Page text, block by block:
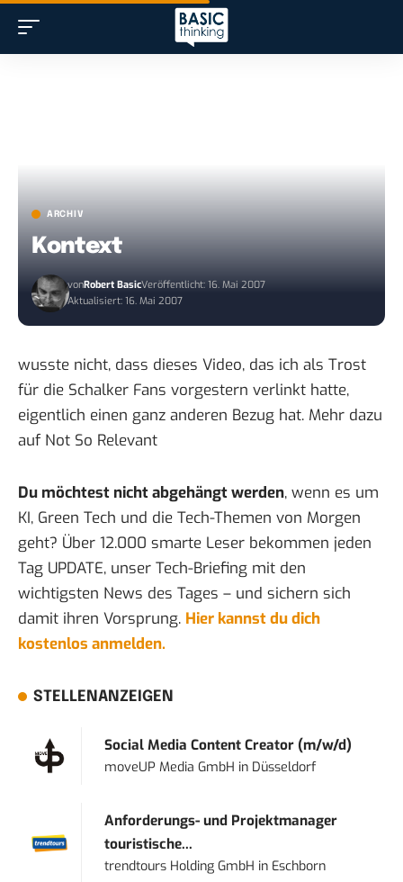
ARCHIV
Kontext
vonRobert BasicVeröffentlicht: 16. Mai 2007
Aktualisiert: 16. Mai 2007
wusste nicht, dass dieses Video, das ich als Trost
für die Schalker Fans vorgestern verlinkt hatte,
eigentlich einen ganz anderen Bezug hat. Mehr dazu
auf Not So Relevant
Du möchtest nicht abgehängt werden, wenn es um
KI, Green Tech und die Tech-Themen von Morgen
geht? Über 12.000 smarte Leser bekommen jeden
Tag UPDATE, unser Tech-Briefing mit den
wichtigsten News des Tages – und sichern sich
damit ihren Vorsprung. Hier kannst du dich
kostenlos anmelden.
STELLENANZEIGEN
Social Media Content Creator (m/w/d)
moveUP Media GmbH in Düsseldorf
Anforderungs- und Projektmanager
touristische...
trendtours Holding GmbH in Eschborn